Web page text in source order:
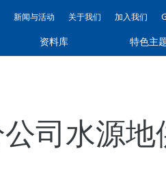
新闻与活动 关于我们 加入我们
资料库 特色主
司水源